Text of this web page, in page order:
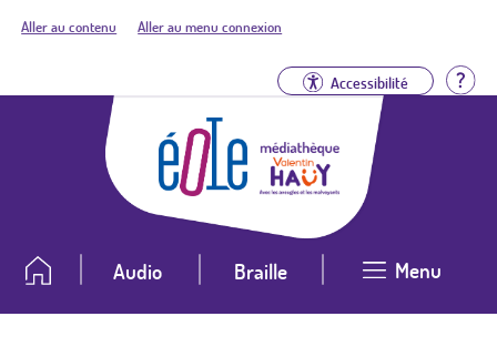
Aller au contenu Aller au menu connexion
Accessibilité
Audio Braille Menu